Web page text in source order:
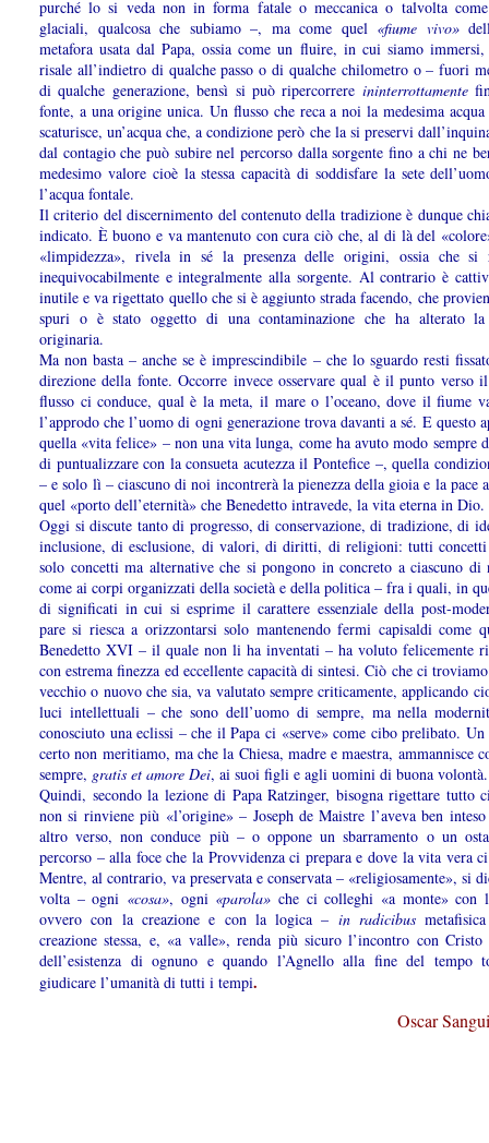
purché lo si veda non in forma fatale o meccanica o talvolta
glaciali, qualcosa che subiamo –, ma come quel «fiume vivo»
metafora usata dal Papa, ossia come un fluire, in cui siamo
risale all’indietro di qualche passo o di qualche chilometro o – fuori
di qualche generazione, bensì si può ripercorrere ininterrottamente
fonte, a una origine unica. Un flusso che reca a noi la medesima
scaturisce, un’acqua che, a condizione però che la si preservi
dal contagio che può subire nel percorso dalla sorgente fino a chi ne
medesimo valore cioè la stessa capacità di soddisfare la sete
l’acqua fontale.
Il criterio del discernimento del contenuto della tradizione è dunque
indicato. È buono e va mantenuto con cura ciò che, al di là del
«limpidezza», rivela in sé la presenza delle origini, ossia che si
inequivocabilmente e integralmente alla sorgente. Al contrario è
inutile e va rigettato quello che si è aggiunto strada facendo, che
spuri o è stato oggetto di una contaminazione che ha alterato la
originaria.
Ma non basta – anche se è imprescindibile – che lo sguardo resti
direzione della fonte. Occorre invece osservare qual è il punto verso
flusso ci conduce, qual è la meta, il mare o l’oceano, dove il fiume
l’approdo che l’uomo di ogni generazione trova davanti a sé. E questo
quella «vita felice» – non una vita lunga, come ha avuto modo sempre
di puntualizzare con la consueta acutezza il Pontefice –, quella
– e solo lì – ciascuno di noi incontrerà la pienezza della gioia e la pace
quel «porto dell’eternità» che Benedetto intravede, la vita eterna in Dio.
Oggi si discute tanto di progresso, di conservazione, di tradizione, di
inclusione, di esclusione, di valori, di diritti, di religioni: tutti
solo concetti ma alternative che si pongono in concreto a ciascuno di
come ai corpi organizzati della società e della politica – fra i quali, in
di significati in cui si esprime il carattere essenziale della post-
pare si riesca a orizzontarsi solo mantenendo fermi capisaldi come
Benedetto XVI – il quale non li ha inventati – ha voluto felicemente
con estrema finezza ed eccellente capacità di sintesi. Ciò che ci
vecchio o nuovo che sia, va valutato sempre criticamente, applicando
luci intellettuali – che sono dell’uomo di sempre, ma nella
conosciuto una eclissi – che il Papa ci «serve» come cibo prelibato.
certo non meritiamo, ma che la Chiesa, madre e maestra, ammannisce
sempre, gratis et amore Dei, ai suoi figli e agli uomini di buona volontà.
Quindi, secondo la lezione di Papa Ratzinger, bisogna rigettare tutto
non si rinviene più «l’origine» – Joseph de Maistre l’aveva ben
altro verso, non conduce più – o oppone un sbarramento o un
percorso – alla foce che la Provvidenza ci prepara e dove la vita vera
Mentre, al contrario, va preservata e conservata – «religiosamente», si
volta – ogni «cosa», ogni «parola» che ci colleghi «a monte» con
ovvero con la creazione e con la logica – in radicibus
creazione stessa, e, «a valle», renda più sicuro l’incontro con
dell’esistenza di ognuno e quando l’Agnello alla fine del tempo
giudicare l’uma­nità di tutti i tempi.
Oscar